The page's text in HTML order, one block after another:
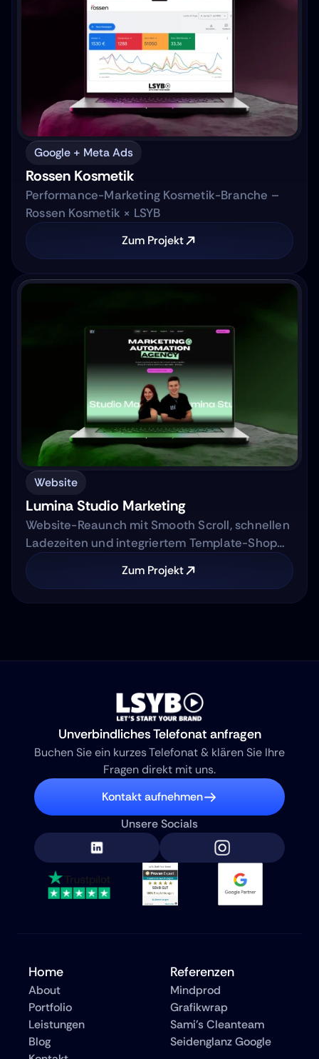
Rossen Kosmetik
Google + Meta Ads
Performance-Marketing Kosmetik-Branche –
Rossen Kosmetik × LSYB
Zum Projekt
Lumina Studio Marketing
Website
Website-Reaunch mit Smooth Scroll, schnellen
Ladezeiten und integriertem Template-Shop
für AI-Marketing Automation Agentur.
Zum Projekt
Unverbindliches Telefonat anfragen
Buchen Sie ein kurzes Telefonat & klären Sie Ihre
Fragen direkt mit uns.
Kontakt aufnehmen
Unsere Socials
Home
About
Portfolio
Leistungen
Blog
Referenzen
Mindprod
Grafikwrap
Sami's Cleanteam
Seidenglanz Google